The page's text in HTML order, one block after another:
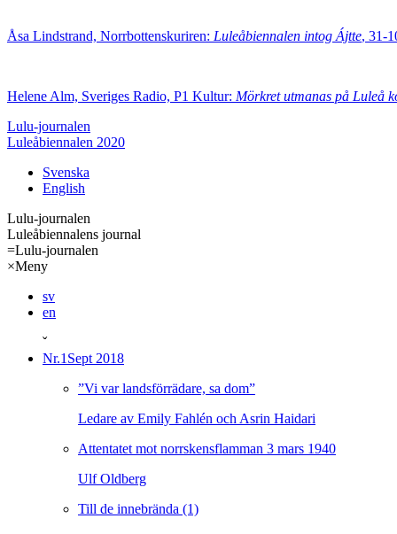
Åsa Lindstrand, Norrbottenskuriren: Luleåbiennalen intog Ájtte, 31-
Helene Alm, Sveriges Radio, P1 Kultur: Mörkret utmanas på Luleå
Lulu-journalen
Luleåbiennalen 2020
Svenska
English
Lulu-journalen
Luleåbiennalens journal
=Lulu-journalen
×Meny
sv
en
ˇ
Nr.1 Sept 2018
”Vi var landsförrädare, sa dom”
Ledare av Emily Fahlén och Asrin Haidari
Attentatet mot norrskensflamman 3 mars 1940
Ulf Oldberg
Till de innebrända (1)